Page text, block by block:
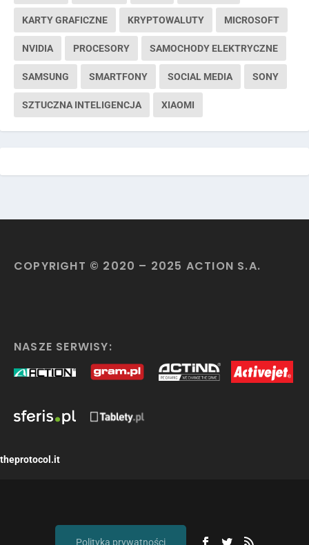
KARTY GRAFICZNE KRYPTOWALUTY MICROSOFT
NVIDIA PROCESORY SAMOCHODY ELEKTRYCZNE
SAMSUNG SMARTFONY SOCIAL MEDIA SONY
SZTUCZNA INTELIGENCJA XIAOMI
COPYRIGHT © 2020 – 2025 ACTION S.A.
NASZE SERWISY:
theprotocol.it
Polityka prywatności